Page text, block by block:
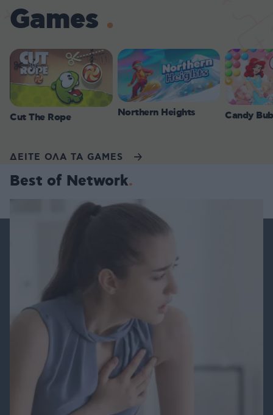
Games
Cut The Rope Northern Heights Candy
ΔΕΙΤΕ ΟΛΑ ΤΑ GAMES
Best of Network